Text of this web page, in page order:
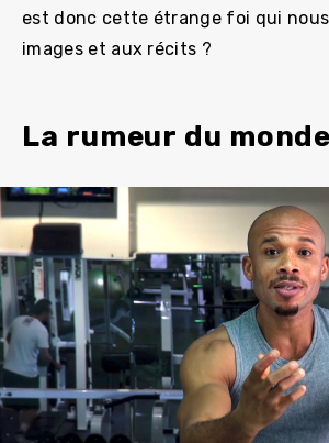
est donc cette étrange foi qui
images et aux récits ?
La rumeur du monde